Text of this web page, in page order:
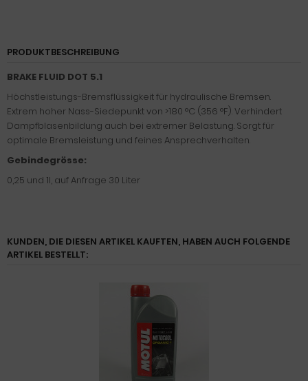
PRODUKTBESCHREIBUNG
BRAKE FLUID DOT 5.1
Höchstleistungs-Bremsflüssigkeit für hydraulische Bremsen.
Extrem hoher Nass-Siedepunkt von >180 °C (356 °F). Verhindert
Dampfblasenbildung auch bei extremer Belastung. Sorgt für
optimale Bremsleistung und feines Ansprechverhalten.
Gebindegrösse:
0,25 und 1l, auf Anfrage 30 Liter
KUNDEN, DIE DIESEN ARTIKEL KAUFTEN, HABEN AUCH FOLGENDE
ARTIKEL BESTELLT: